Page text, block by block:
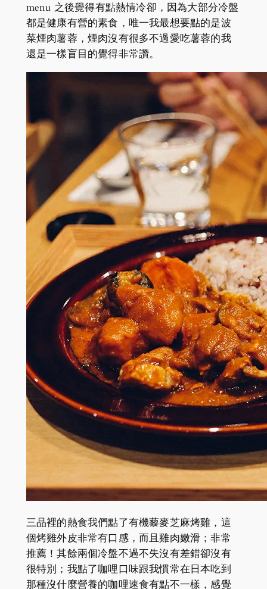
menu 之後覺得有點熱情冷卻，因為大部分冷盤
都是健康有營的素食，唯一我最想要點的是波
菜煙肉薯蓉，煙肉沒有很多不過愛吃薯蓉的我
還是一樣盲目的覺得非常讚。
三品裡的熱食我們點了有機藜麥芝麻烤雞，這
個烤雞外皮非常有口感，而且雞肉嫩滑；非常
推薦！其餘兩個冷盤不過不失沒有差錯卻沒有
很特別；我點了咖哩口味跟我慣常在日本吃到
那種沒什麼營養的咖哩速食有點不一樣，感覺